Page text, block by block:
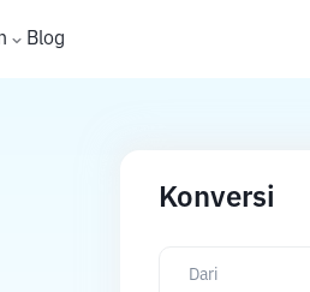
Blog
Konversi
Dari